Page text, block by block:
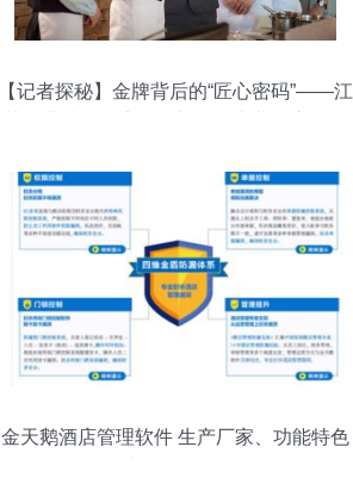
【记者探秘】金牌背后的“匠心密码”——江
金天鹅酒店管理软件 生产厂家、功能特色